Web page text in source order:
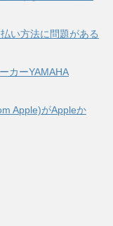
い方法に問題がある
カーYAMAHA
Apple)がAppleか